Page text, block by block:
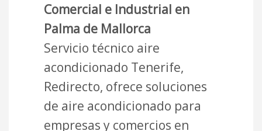
Comercial e Industrial en
Palma de Mallorca
Servicio técnico aire
acondicionado Tenerife,
Redirecto, ofrece soluciones
de aire acondicionado para
empresas y comercios en